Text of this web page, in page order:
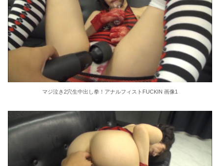
【閲覧注意】 大阪で警察官に射殺された ”刃物男” の無修正動画が海外で話題に「日本の光景とは思えない」
【動画】 力士さん、ボクサーをボコってしまう
元れいわ新選組代表・山本太郎さん、現在の様子がこちらｗｗｗｗｗ
【動画】 自動ドアの仕組みを理解した富山のツバメが賢い。
【配信限定】 いいから早く脱ぎなさい！スタイル抜群シゴデキOLの本当の顔は仕事のストレスをち●ぽで発散するムラムラ限界痴女 彩奈リナ
【画像】JKダンス部、部員の８割が巨乳のムホホ部だったwww
マジ泣き2穴生中出し拳！アナルフィストFUCKIN 画像1